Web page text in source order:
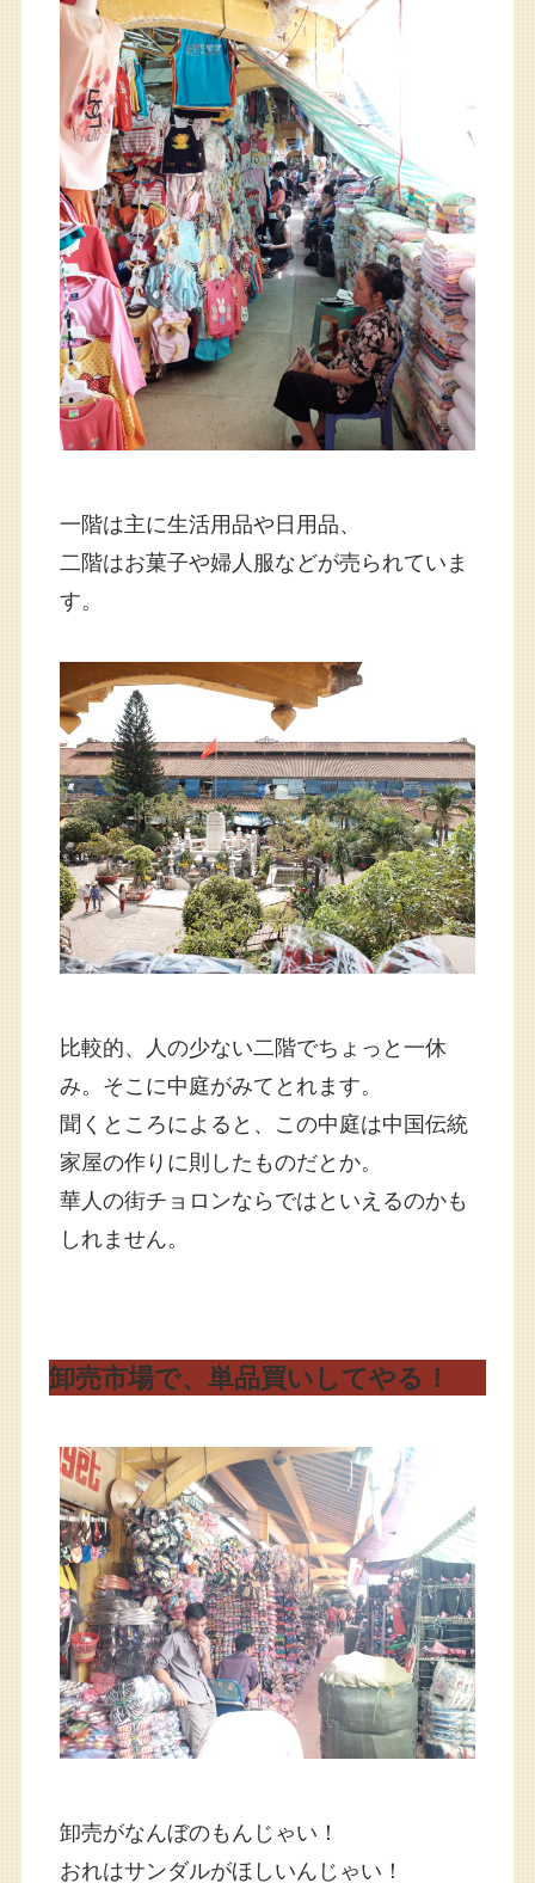
一階は主に生活用品や日用品、
二階はお菓子や婦人服などが売られていま
す。
比較的、人の少ない二階でちょっと一休
み。そこに中庭がみてとれます。
聞くところによると、この中庭は中国伝統
家屋の作りに則したものだとか。
華人の街チョロンならではといえるのかも
しれません。
卸売市場で、単品買いしてやる！
卸売がなんぼのもんじゃい！
おれはサンダルがほしいんじゃい！